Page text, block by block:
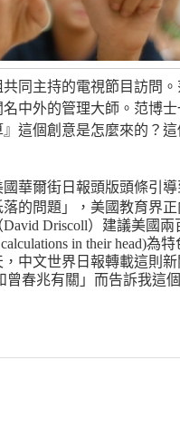
同主持的電視節目訪問。
中外的管理大師。范博士
這個創意是怎麼來的？這
華爾街日報頭版頭條引導
的問題」，美國教育界正
Driscoll）建議美國兩
in their head)為特
中文世界日報轉載這則新
曾春兆有關」而告訴我這